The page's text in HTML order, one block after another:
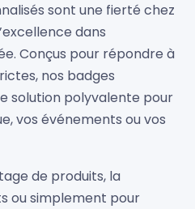
sont une fierté chez
dans
Conçus pour répondre à
nos badges
solution polyvalente pour
vos événements ou vos
de produits, la
ou simplement pour